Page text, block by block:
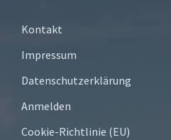
Kontakt
Impressum
Datenschutzerklärung
Anmelden
Cookie-Richtlinie (EU)